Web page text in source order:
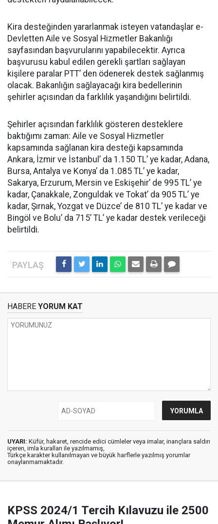
Kira desteğinden yararlanmak isteyen vatandaşlar e-
Devletten Aile ve Sosyal Hizmetler Bakanlığı
sayfasından başvurularını yapabilecektir. Ayrıca
başvurusu kabul edilen gerekli şartları sağlayan
kişilere paralar PTT’ den ödenerek destek sağlanmış
olacak. Bakanlığın sağlayacağı kira bedellerinin
şehirler açısından da farklılık yaşandığını belirtildi.
Şehirler açısından farklılık gösteren desteklere
baktığımı zaman: Aile ve Sosyal Hizmetler
kapsamında sağlanan kira desteği kapsamında
Ankara, İzmir ve İstanbul’ da 1.150 TL’ ye kadar, Adana,
Bursa, Antalya ve Konya’ da 1.085 TL’ ye kadar,
Sakarya, Erzurum, Mersin ve Eskişehir’ de 995 TL’ ye
kadar, Çanakkale, Zonguldak ve Tokat’ da 905 TL’ ye
kadar, Şırnak, Yozgat ve Düzce’ de 810 TL’ ye kadar ve
Bingöl ve Bolu’ da 715’ TL’ ye kadar destek verileceği
belirtildi.
HABERE YORUM KAT
UYARI: Küfür, hakaret, rencide edici cümleler veya imalar, inançlara saldırı
içeren, imla kuralları ile yazılmamış,
Türkçe karakter kullanılmayan ve büyük harflerle yazılmış yorumlar
onaylanmamaktadır.
KPSS 2024/1 Tercih Kılavuzu ile 2500